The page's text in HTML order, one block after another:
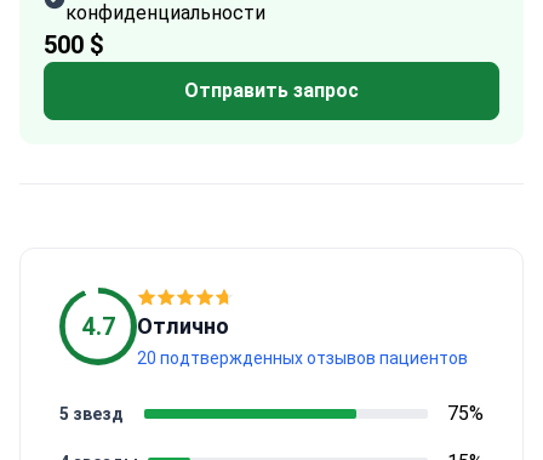
конфиденциальности
500 $
Отправить запрос
4.7 Отлично
20 подтвержденных отзывов пациентов
5 звезд 75%